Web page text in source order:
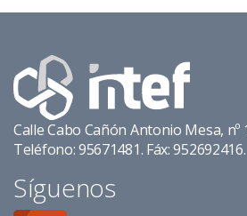
Calle Cabo Cañón Antonio Mesa, nº
Teléfono: 95671481. Fáx: 952692416.
Síguenos